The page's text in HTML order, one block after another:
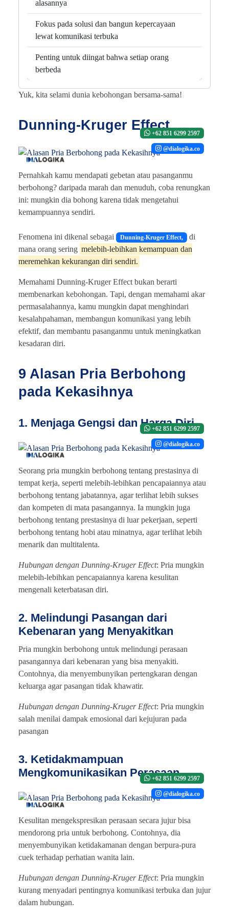
alasannya
Fokus pada solusi dan bangun kepercayaan
lewat komunikasi terbuka
Penting untuk diingat bahwa setiap orang
berbeda
Yuk, kita selami dunia kebohongan bersama-sama!
Dunning-Kruger Effect
+62 851 6299 2597
@dialogika.co
Pernahkah kamu mendapati gebetan atau pasanganmu
berbohong? daripada marah dan menuduh, coba renungkan
ini: mungkin dia bohong karena tidak mengetahui
kemampuannya sendiri.
Fenomena ini dikenal sebagai Dunning-Kruger Effect, di
mana orang sering melebih-lebihkan kemampuan dan
meremehkan kekurangan diri sendiri.
Memahami Dunning-Kruger Effect bukan berarti
membenarkan kebohongan. Tapi, dengan memahami akar
permasalahannya, kamu mungkin dapat menghindari
kesalahpahaman, membangun komunikasi yang lebih
efektif, dan membantu pasanganmu untuk meningkatkan
kesadaran diri.
9 Alasan Pria Berbohong
pada Kekasihnya
1. Menjaga Gengsi dan Harga Diri
+62 851 6299 2597
@dialogika.co
Seorang pria mungkin berbohong tentang prestasinya di
tempat kerja, seperti melebih-lebihkan pencapaiannya atau
berbohong tentang jabatannya, agar terlihat lebih sukses
dan kompeten di mata pasangannya. Ia mungkin juga
berbohong tentang prestasinya di luar pekerjaan, seperti
berbohong tentang hobi atau minatnya, agar terlihat lebih
menarik dan multitalenta.
Hubungan dengan Dunning-Kruger Effect: Pria mungkin
melebih-lebihkan pencapaiannya karena kesulitan
mengenali keterbatasan diri.
2. Melindungi Pasangan dari
Kebenaran yang Menyakitkan
Pria mungkin berbohong untuk melindungi perasaan
pasangannya dari kebenaran yang bisa menyakiti.
Contohnya, dia menyembunyikan pertengkaran dengan
keluarga agar pasangan tidak khawatir.
Hubungan dengan Dunning-Kruger Effect: Pria mungkin
salah menilai dampak emosional dari kejujuran pada
pasangan
3. Ketidakmampuan
Mengkomunikasikan Perasaan
+62 851 6299 2597
@dialogika.co
Kesulitan mengekspresikan perasaan secara jujur bisa
mendorong pria untuk berbohong. Contohnya, dia
menyembunyikan ketidakamanan dengan berpura-pura
cuek terhadap perhatian wanita lain.
Hubungan dengan Dunning-Kruger Effect: Pria mungkin
kurang menyadari pentingnya komunikasi terbuka dan jujur
dalam hubungan.